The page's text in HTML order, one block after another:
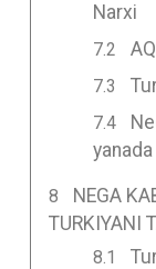
Narxi
NEGA
TURKIYANI